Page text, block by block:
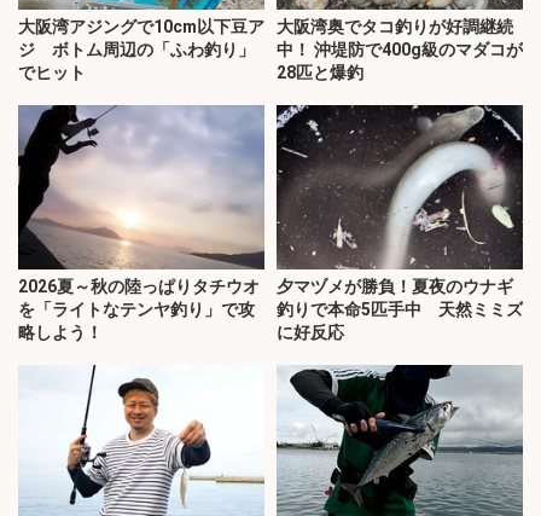
大阪湾アジングで10cm以下豆ア
ジ ボトム周辺の「ふわ釣り」
でヒット
大阪湾奥でタコ釣りが好調継続
中！ 沖堤防で400g級のマダコが
28匹と爆釣
2026夏～秋の陸っぱりタチウオ
を「ライトなテンヤ釣り」で攻
略しよう！
夕マヅメが勝負！夏夜のウナギ
釣りで本命5匹手中 天然ミミズ
に好反応